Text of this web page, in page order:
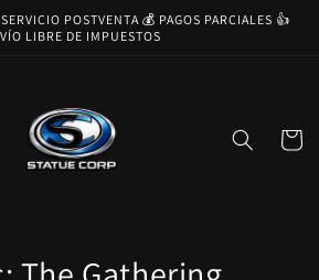
POSTVENTA 💰 PAGOS PARCIALES 👍
LIBRE DE IMPUESTOS
Carrito